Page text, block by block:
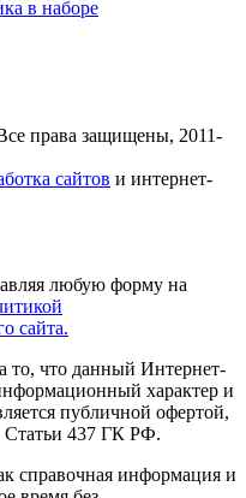
в наборе
права защищены, 2011-
сайтов и интернет-
любую форму на
сайта.
что данный Интернет-
характер и
публичной офертой,
Статьи 437 ГК РФ.
справочная информация и